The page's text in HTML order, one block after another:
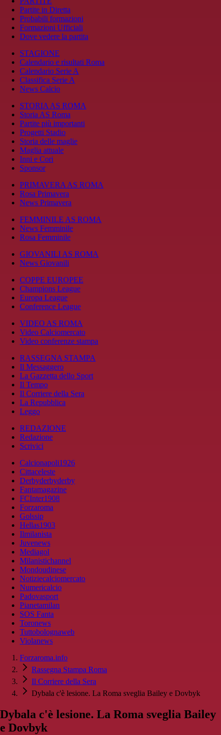
Partite in Diretta
Probabili formazioni
Formazioni Ufficiali
Dove vedere la partita
STAGIONE
Calendario e risultati Roma
Calendario Serie A
Classifica Serie A
News Calcio
STORIA AS ROMA
Storia AS Roma
Partite più importanti
Progetti Stadio
Storia delle maglie
Maglia attuale
Inni e Cori
Sponsor
PRIMAVERA AS ROMA
Rosa Primavera
News Primavera
FEMMINILE AS ROMA
News Femminile
Rosa Femminile
GIOVANILI AS ROMA
News Giovanili
COPPE EUROPEE
Champions League
Europa League
Conference League
VIDEO AS ROMA
Video Calciomercato
Video conferenze stampa
RASSEGNA STAMPA
Il Messaggero
La Gazzetta dello Sport
Il Tempo
Il Corriere della Sera
La Repubblica
Leggo
REDAZIONE
Redazione
Scrivici
Calcionapoli1926
Cittaceleste
Derbyderbyderby
Fantamagazine
FCInter1908
Forzaroma
Golssip
Hellas1903
Ilmilanista
Juvenews
Mediagol
Milanistichannel
Mondoudinese
Notiziecalciomercato
Numericalcio
Padovasport
Pianetamilan
SOS Fanta
Toronews
Tuttobolognaweb
Violanews
Forzaroma.info
Rassegna Stampa Roma
Il Corriere della Sera
Dybala c'è lesione. La Roma sveglia Bailey e Dovbyk
Dybala c'è lesione. La Roma sveglia Bailey
e Dovbyk